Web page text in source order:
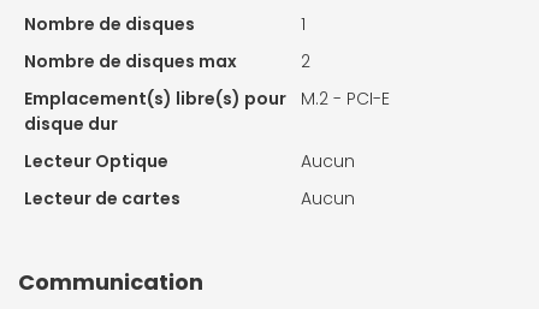
Nombre de disques
1
Nombre de disques max
2
Emplacement(s) libre(s) pour
disque dur
M.2 - PCI-E
Lecteur Optique
Aucun
Lecteur de cartes
Aucun
Communication